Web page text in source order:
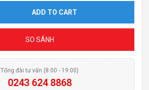
ADD TO CART
SO SÁNH
Tổng đài tư vấn (8:00 - 19:00)
0243 624 8868